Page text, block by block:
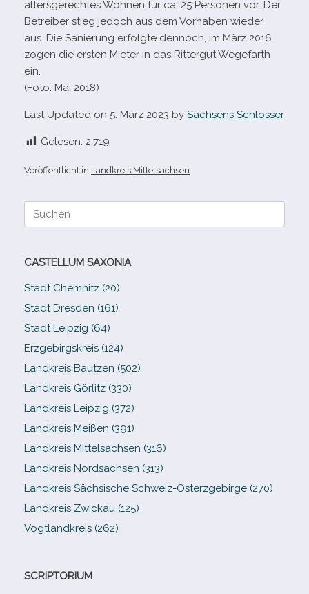
alters­ge­rech­tes Wohnen für ca. 25 Personen vor. Der
Betreiber stieg jedoch aus dem Vorhaben wie­der
aus. Die Sanierung erfolgte den­noch, im März 2016
zogen die ers­ten Mieter in das Rittergut Wegefarth
ein.
(Foto: Mai 2018)
Last Updated on 5. März 2023 by Sachsens Schlösser
Gelesen: 2.719
Veröffentlicht in Landkreis Mittelsachsen
Suche
CASTELLUM SAXONIA
Stadt Chemnitz (20)
Stadt Dresden (161)
Stadt Leipzig (64)
Erzgebirgskreis (124)
Landkreis Bautzen (502)
Landkreis Görlitz (330)
Landkreis Leipzig (372)
Landkreis Meißen (391)
Landkreis Mittelsachsen (316)
Landkreis Nordsachsen (313)
Landkreis Sächsische Schweiz-​Osterzgebirge (270)
Landkreis Zwickau (125)
Vogtlandkreis (262)
SCRIPTORIUM